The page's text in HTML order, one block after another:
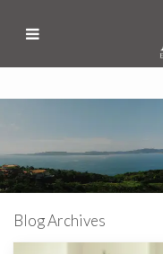
Blog Archives